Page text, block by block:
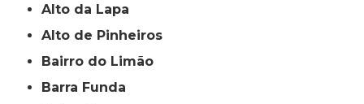
Alto da Lapa
Alto de Pinheiros
Bairro do Limão
Barra Funda